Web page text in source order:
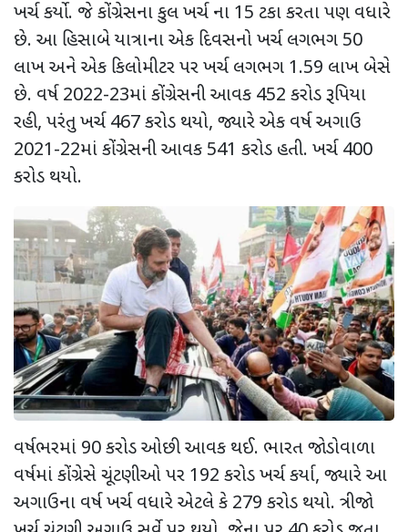
ખર્ચ કર્યો. જે કોંગ્રેસના કુલ ખર્ચ ના 15 ટકા કરતા પણ વધારે
છે. આ હિસાબે યાત્રાના એક દિવસનો ખર્ચ લગભગ 50
લાખ અને એક કિલોમીટર પર ખર્ચ લગભગ 1.59 લાખ બેસે
છે. વર્ષ 2022-23માં કોંગ્રેસની આવક 452 કરોડ રૂપિયા
રહી, પરંતુ ખર્ચ 467 કરોડ થયો, જ્યારે એક વર્ષ અગાઉ
2021-22માં કોંગ્રેસની આવક 541 કરોડ હતી. ખર્ચ 400
કરોડ થયો.
વર્ષભરમાં 90 કરોડ ઓછી આવક થઈ. ભારત જોડોવાળા
વર્ષમાં કોંગ્રેસે ચૂંટણીઓ પર 192 કરોડ ખર્ચ કર્યા, જ્યારે આ
અગાઉના વર્ષ ખર્ચ વધારે એટલે કે 279 કરોડ થયો. ત્રીજો